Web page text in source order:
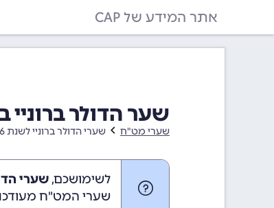
אתר המידע של CAP
שער הדולר ברוניי בחודש
שערי מט"ח שערי הדולר ברוניי לשנת 2026
לשימושכם, שערי הדולר
שערי המט"ח